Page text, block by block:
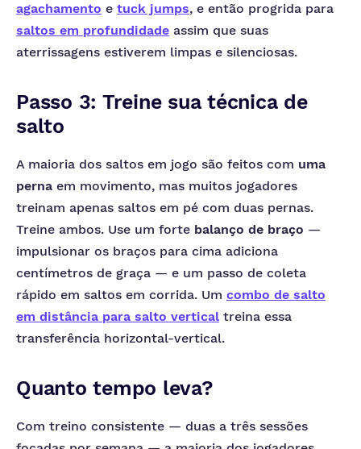
agachamento e tuck jumps, e então progrida para
saltos em profundidade assim que suas
aterrissagens estiverem limpas e silenciosas.
Passo 3: Treine sua técnica de
salto
A maioria dos saltos em jogo são feitos com uma
perna em movimento, mas muitos jogadores
treinam apenas saltos em pé com duas pernas.
Treine ambos. Use um forte balanço de braço —
impulsionar os braços para cima adiciona
centímetros de graça — e um passo de coleta
rápido em saltos em corrida. Um combo de salto
em distância para salto vertical treina essa
transferência horizontal-vertical.
Quanto tempo leva?
Com treino consistente — duas a três sessões